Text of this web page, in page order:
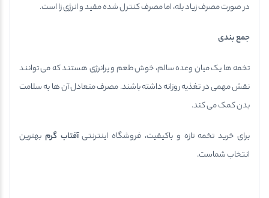
در صورت مصرف زیاد بله، اما مصرف کنترل شده مفید و انرژی زا است.
جمع بندی
تخمه ها یک میان وعده سالم، خوش طعم و پرانرژی هستند که می توانند
نقش مهمی در تغذیه روزانه داشته باشند. مصرف متعادل آن ها به سلامت
بدن کمک می کند.
برای خرید تخمه تازه و باکیفیت، فروشگاه اینترنتیآفتاب گرم بهترین
انتخاب شماست.